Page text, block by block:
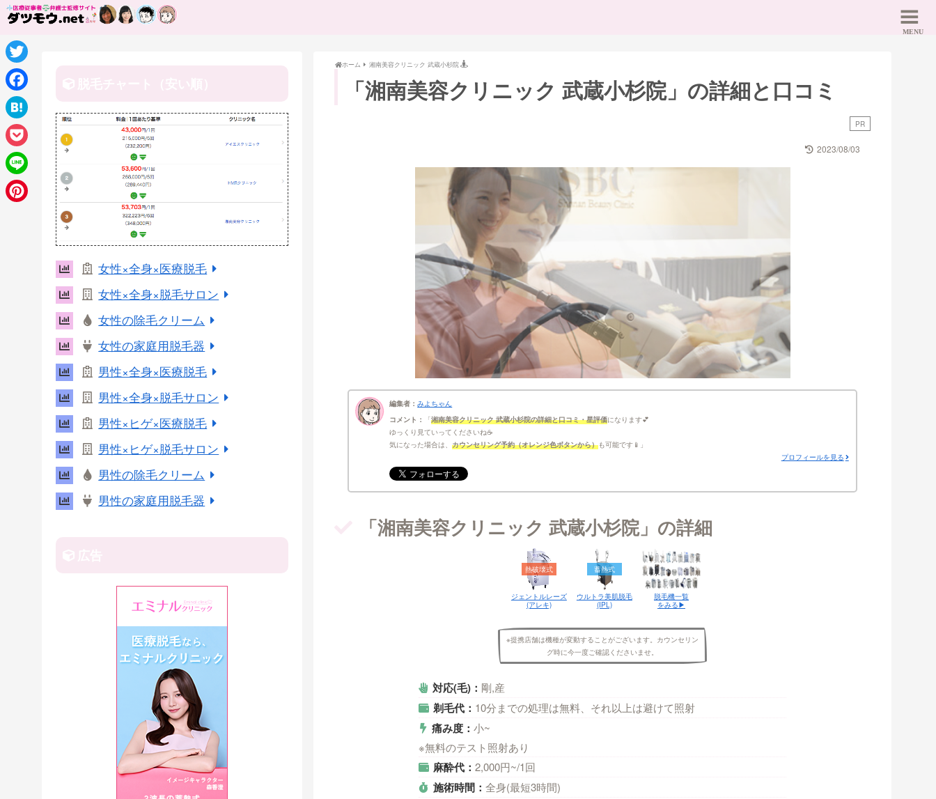
ホーム 湘南美容クリニック 武蔵小杉院
「湘南美容クリニック 武蔵小杉院」の詳細と口コミ
PR
2023/08/03
編集者：みよちゃん
コメント：
湘南美容クリニック 武蔵小杉院の詳細と口コミ・星評価になります💕
ゆっくり見ていってくださいね☕
気になった場合は、カウンセリング予約（オレンジ色ボタンから）も可能です📱
プロフィールを見る
「湘南美容クリニック 武蔵小杉院」の詳細
熱破壊式
ジェントルレーズ
(アレキ)
蓄熱式
ウルトラ美肌脱毛
(IPL)
脱毛機一覧
をみる▶︎
※提携店舗は機種が変動することがございます。カウンセリン
グ時に今一度ご確認くださいませ。
対応(毛)： 剛,産
剃毛代： 10分までの処理は無料、それ以上は避けて照射
痛み度： 小~
※無料のテスト照射あり
麻酔代： 2,000円~/1回
施術時間： 全身(最短3時間)
女性×全身×医療脱毛
女性×全身×脱毛サロン
女性の除毛クリーム
女性の家庭用脱毛器
男性×全身×医療脱毛
男性×全身×脱毛サロン
男性×ヒゲ×医療脱毛
男性×ヒゲ×脱毛サロン
男性の除毛クリーム
男性の家庭用脱毛器
T
w
i
t
t
e
F
a
c
e
b
H
a
t
e
P
o
c
L